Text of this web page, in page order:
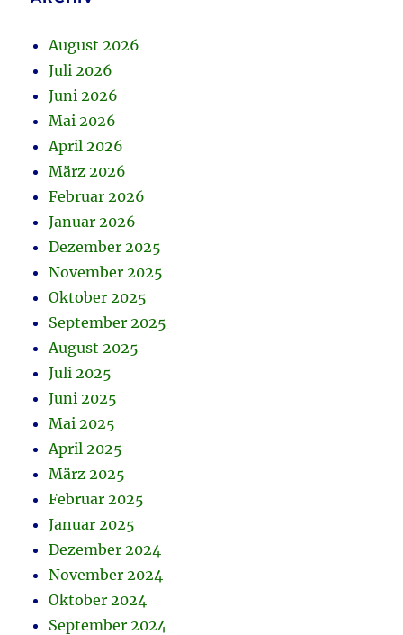
August 2026
Juli 2026
Juni 2026
Mai 2026
April 2026
März 2026
Februar 2026
Januar 2026
Dezember 2025
November 2025
Oktober 2025
September 2025
August 2025
Juli 2025
Juni 2025
Mai 2025
April 2025
März 2025
Februar 2025
Januar 2025
Dezember 2024
November 2024
Oktober 2024
September 2024